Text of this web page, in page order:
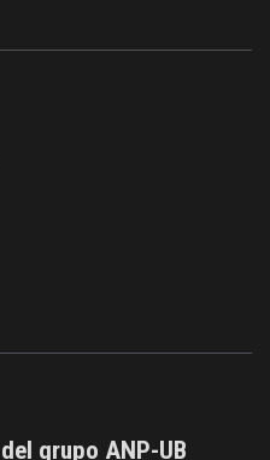
grupo ANP-UB